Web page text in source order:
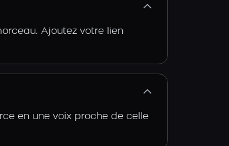
Ajoutez votre lien
en une voix proche de celle